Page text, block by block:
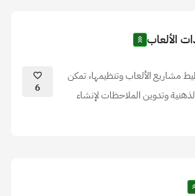
الألعاب
مشاريع الألعاب وتنظيمها، تمكن
وتدوين الملاحظات لإنشاء
6